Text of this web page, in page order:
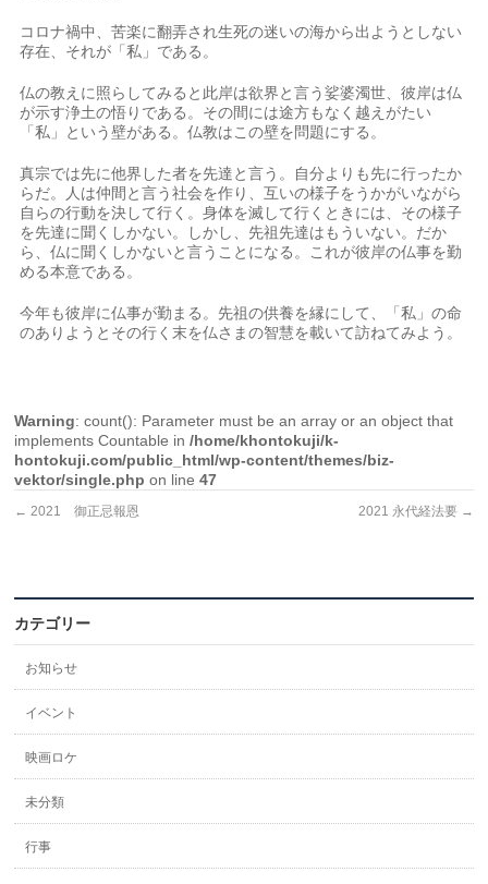
コロナ禍中、苦楽に翻弄され生死の迷いの海から出ようとしない
存在、それが「私」である。
仏の教えに照らしてみると此岸は欲界と言う娑婆濁世、彼岸は仏
が示す浄土の悟りである。その間には途方もなく越えがたい
「私」という壁がある。仏教はこの壁を問題にする。
真宗では先に他界した者を先達と言う。自分よりも先に行ったか
らだ。人は仲間と言う社会を作り、互いの様子をうかがいながら
自らの行動を決して行く。身体を滅して行くときには、その様子
を先達に聞くしかない。しかし、先祖先達はもういない。だか
ら、仏に聞くしかないと言うことになる。これが彼岸の仏事を勤
める本意である。
今年も彼岸に仏事が勤まる。先祖の供養を縁にして、「私」の命
のありようとその行く末を仏さまの智慧を載いて訪ねてみよう。
Warning: count(): Parameter must be an array or an object that
implements Countable in/home/khontokuji/k-
hontokuji.com/public_html/wp-content/themes/biz-
vektor/single.php on line47
← 2021 御正忌報恩 2021 永代経法要 →
カテゴリー
お知らせ
イベント
映画ロケ
未分類
行事